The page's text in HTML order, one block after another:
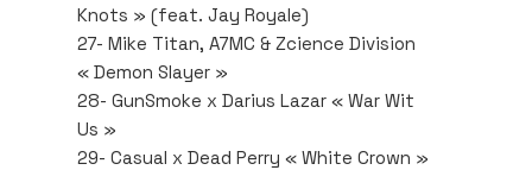
Knots » (feat. Jay Royale)
27- Mike Titan, A7MC & Zcience Division
« Demon Slayer »
28- GunSmoke x Darius Lazar « War Wit
Us »
29- Casual x Dead Perry « White Crown »